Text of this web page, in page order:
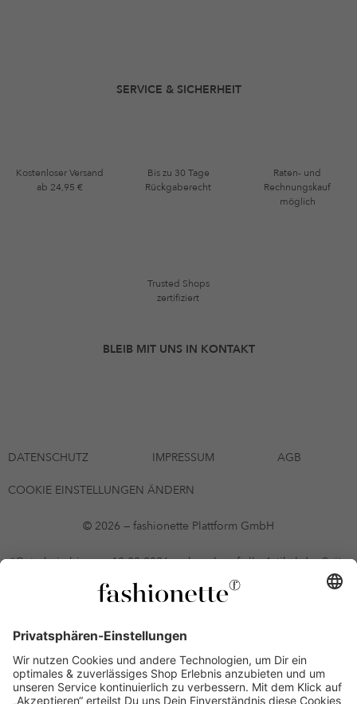
SERVICE & SICHERHEIT
Kostenloser Versand
ab 24,95 €
Bis zu 30 Tage
Rückgaberecht
Raten- und
Rechnungskauf
möglich
Trusted Shops
zertifiziert
BLEIB MIT UNS IN KONTAKT
DATENSCHUTZ IMPRESSUM AGB
COOKIE EINSTELLUNGEN ÄNDERN
© 2026 — fashionette Plattform GmbH
*Gutschein bis zum 12.08.2026 mehrmals auf alle Artikel der Seite
fashionette.at/selected-styles anwendbar. Es gelten die in den AGB
§9 festgelegten Bedingungen.
vorausgesetzt, alle Preise inkl. MwSt. und ohne Versandkosten. Bei
Ratenkäufen kann die letzte Rate geringfügig abweichen. Die
Anzahl der Raten und die jeweilige Verfügbarkeit von
Zahlungsmethoden kann variieren. Die Prominenten, die